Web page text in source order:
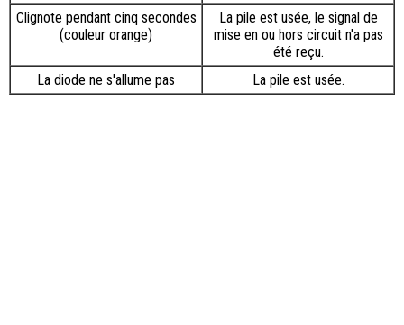
Clignote pendant cinq secondes
(couleur orange)
La pile est usée, le signal de
mise en ou hors circuit n'a pas
été reçu.
La diode ne s'allume pas
La pile est usée.